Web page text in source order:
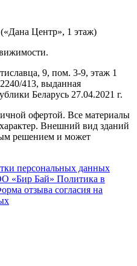
Центр», 1 этаж)
9, пом. 3-9, этаж 1
413, выданная
Беларусь 27.04.2021 г.
офертой. Все материалы
Внешний вид зданий
решением и может
персональных данных
«Бир Бай» Политика в
отзыва согласия на